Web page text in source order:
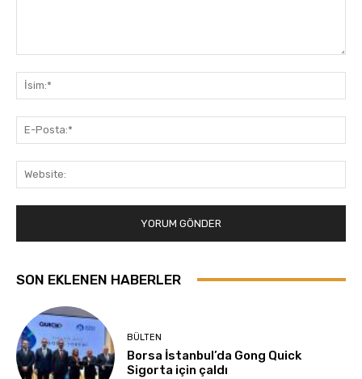
SON EKLENEN HABERLER
BÜLTEN
Borsa İstanbul’da Gong Quick
Sigorta için çaldı